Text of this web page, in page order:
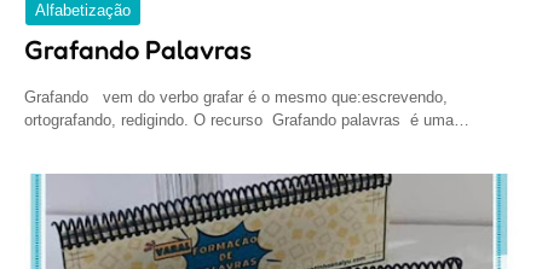
Alfabetização
Grafando Palavras
Grafando vem do verbo grafar é o mesmo que:escrevendo,
ortografando, redigindo. O recurso Grafando palavras é uma…